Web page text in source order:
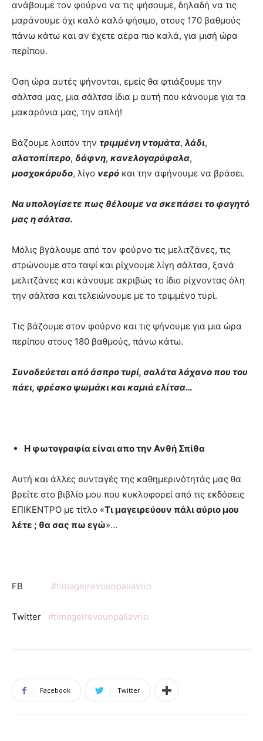
ανάβουμε τον φούρνο να τις ψήσουμε, δηλαδή να τις
μαράνουμε όχι καλό καλό ψήσιμο, στους 170 βαθμούς
πάνω κάτω και αν έχετε αέρα πιο καλά, για μισή ώρα
περίπου.
Όση ώρα αυτές ψήνονται, εμείς θα φτιάξουμε την
σάλτσα μας, μια σάλτσα ίδια μ αυτή που κάνουμε για τα
μακαρόνια μας, την απλή!
Βάζουμε λοιπόν την τριμμένη ντομάτα, λάδι,
αλατοπίπερο, δάφνη, κανελογαρύφαλα,
μοσχοκάρυδο, λίγο νερό και την αφήνουμε να βράσει.
Να υπολογίσετε πως θέλουμε να σκεπάσει το φαγητό
μας η σάλτσα.
Μόλις βγάλουμε από τον φούρνο τις μελιτζάνες, τις
στρώνουμε στο ταψί και ρίχνουμε λίγη σάλτσα, ξανά
μελιτζάνες και κάνουμε ακριβώς το ίδιο ρίχνοντας όλη
την σάλτσα και τελειώνουμε με το τριμμένο τυρί.
Τις βάζουμε στον φούρνο και τις ψήνουμε για μια ώρα
περίπου στους 180 βαθμούς, πάνω κάτω.
Συνοδεύεται από άσπρο τυρί, σαλάτα λάχανο που του
πάει, φρέσκο ψωμάκι και καμιά ελίτσα…
Η φωτογραφία είναι απο την Ανθή Σπίθα
Αυτή και άλλες συνταγές της καθημερινότητάς μας θα
βρείτε στο βιβλίο μου που κυκλοφορεί από τις εκδόσεις
ΕΠΙΚΕΝΤΡΟ με τίτλο «Τι μαγειρεύουν πάλι αύριο μου
λέτε ; θα σας πω εγώ»…
FB #timageirevounpaliavrio
Twitter #timageirevounpaliavrio
Facebook Twitter